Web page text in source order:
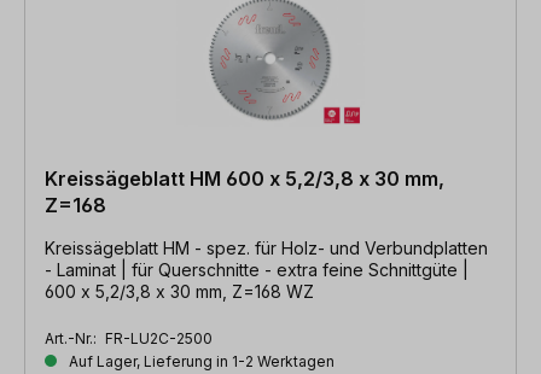
Kreissägeblatt HM 600 x 5,2/3,8 x 30 mm,
Z=168
Kreissägeblatt HM - spez. für Holz- und Verbundplatten
- Laminat | für Querschnitte - extra feine Schnittgüte |
600 x 5,2/3,8 x 30 mm, Z=168 WZ
Art.-Nr.: FR-LU2C-2500
Auf Lager, Lieferung in 1-2 Werktagen